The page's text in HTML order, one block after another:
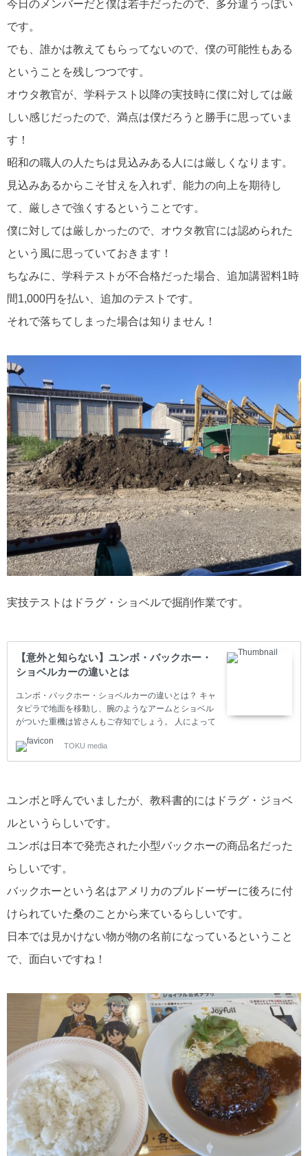
今日のメンバーだと僕は若手だったので、多分違うっぽい
です。
でも、誰かは教えてもらってないので、僕の可能性もある
ということを残しつつです。
オウタ教官が、学科テスト以降の実技時に僕に対しては厳
しい感じだったので、満点は僕だろうと勝手に思っていま
す！
昭和の職人の人たちは見込みある人には厳しくなります。
見込みあるからこそ甘えを入れず、能力の向上を期待し
て、厳しさで強くするということです。
僕に対しては厳しかったので、オウタ教官には認められた
という風に思っていておきます！
ちなみに、学科テストが不合格だった場合、追加講習料1時
間1,000円を払い、追加のテストです。
それで落ちてしまった場合は知りません！
実技テストはドラグ・ショベルで掘削作業です。
【意外と知らない】ユンボ・バックホー・
ショベルカーの違いとは
ユンボ・バックホー・ショベルカーの違いとは？ キャ
タピラで地面を移動し、腕のようなアームとショベル
がついた重機は皆さんもご存知でしょう。 人によって
呼ばれています。今回は、こちらを解説します。
TOKU media
ユンボと呼んでいましたが、教科書的にはドラグ・ジョベ
ルというらしいです。
ユンボは日本で発売された小型バックホーの商品名だった
らしいです。
バックホーという名はアメリカのブルドーザーに後ろに付
けられていた桑のことから来ているらしいです。
日本では見かけない物が物の名前になっているということ
で、面白いですね！